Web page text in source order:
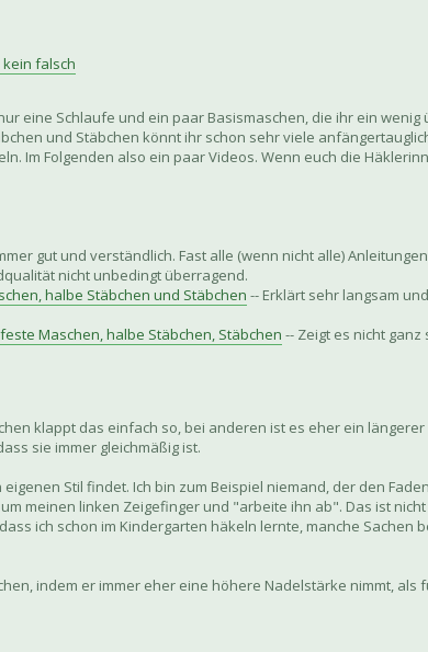
falsch
eine Schlaufe und ein paar Basismaschen, die ihr ein
und Stäbchen könnt ihr schon sehr viele
Im Folgenden also ein paar Videos. Wenn euch die
gut und verständlich. Fast alle (wenn nicht alle)
nicht unbedingt überragend.
halbe Stäbchen und Stäbchen -- Erklärt sehr langsam
Maschen, halbe Stäbchen, Stäbchen -- Zeigt es nicht
klappt das einfach so, bei anderen ist es eher ein
sie immer gleichmäßig ist.
Stil findet. Ich bin zum Beispiel niemand, der den
meinen linken Zeigefinger und "arbeite ihn ab". Das ist
ich schon im Kindergarten häkeln lernte, manche Sachen
indem er immer eher eine höhere Nadelstärke nimmt, als